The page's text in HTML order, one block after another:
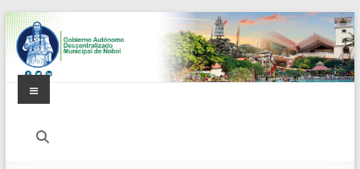
Saltar
al
contenido
Alcaldía
Menú